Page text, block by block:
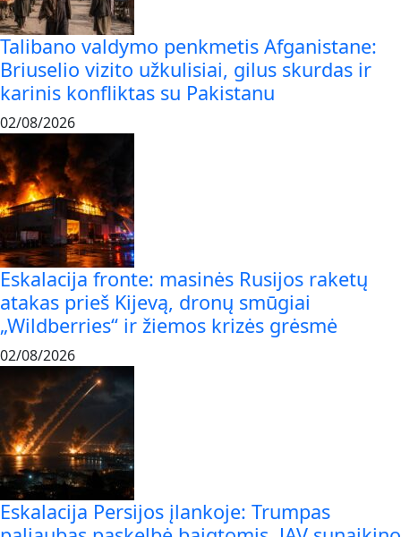
Talibano valdymo penkmetis Afganistane:
Briuselio vizito užkulisiai, gilus skurdas ir
karinis konfliktas su Pakistanu
02/08/2026
Eskalacija fronte: masinės Rusijos raketų
atakas prieš Kijevą, dronų smūgiai
„Wildberries“ ir žiemos krizės grėsmė
02/08/2026
Eskalacija Persijos įlankoje: Trumpas